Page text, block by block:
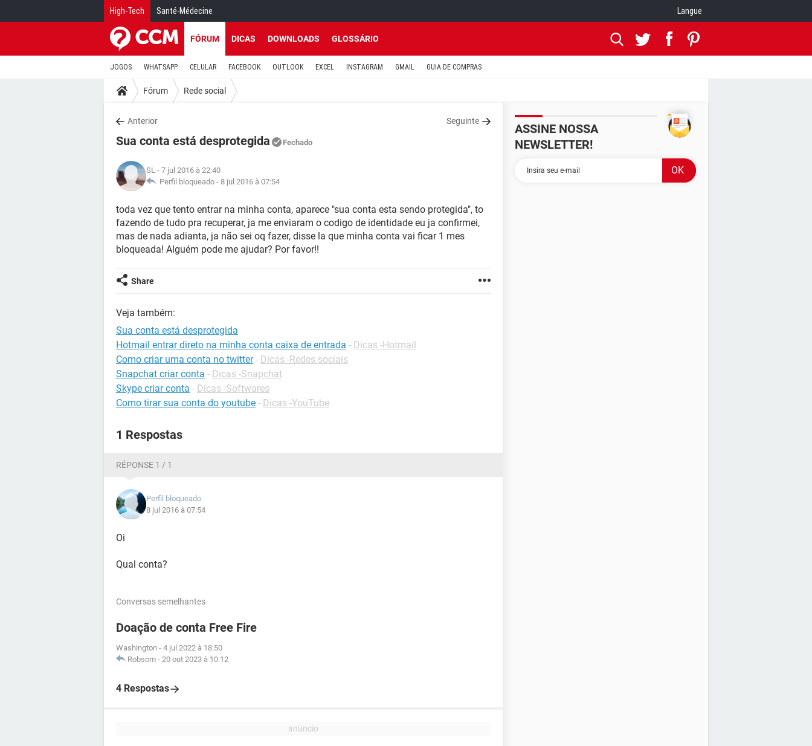
High-Tech Santé-Médecine Langue
FÓRUM DICAS DOWNLOADS GLOSSÁRIO
JOGOS WHATSAPP CELULAR FACEBOOK OUTLOOK EXCEL INSTAGRAM GMAIL GUIA DE COMPRAS
Fórum Rede social
Anterior Seguinte
Sua conta está desprotegida Fechado
SL - 7 jul 2016 à 22:40
Perfil bloqueado - 8 jul 2016 à 07:54
toda vez que tento entrar na minha conta, aparece "sua conta esta sendo protegida", to
fazendo de tudo pra recuperar, ja me enviaram o codigo de identidade eu ja confirmei,
mas de nada adianta, ja não sei oq fazer, disse la que minha conta vai ficar 1 mes
bloqueada! Alguém pode me ajudar? Por favor!!
Share
Veja também:
Sua conta está desprotegida
Hotmail entrar direto na minha conta caixa de entrada - Dicas -Hotmail
Como criar uma conta no twitter - Dicas -Redes sociais
Snapchat criar conta - Dicas -Snapchat
Skype criar conta - Dicas -Softwares
Como tirar sua conta do youtube - Dicas -YouTube
1 Respostas
RÉPONSE 1 / 1
Perfil bloqueado
8 jul 2016 à 07:54
Oi
Qual conta?
Conversas semelhantes
Doação de conta Free Fire
Washington - 4 jul 2022 à 18:50
Robsom - 20 out 2023 à 10:12
4 Respostas
ASSINE NOSSA
NEWSLETTER!